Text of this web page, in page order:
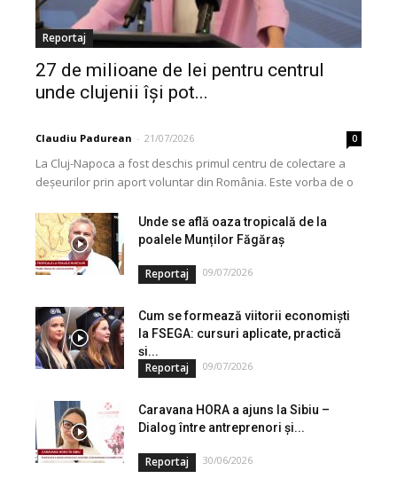
Reportaj
27 de milioane de lei pentru centrul
unde clujenii își pot...
Claudiu Padurean - 21/07/2026 0
La Cluj-Napoca a fost deschis primul centru de colectare a
deșeurilor prin aport voluntar din România. Este vorba de o
Unde se află oaza tropicală de la
poalele Munților Făgăraș
Reportaj 09/07/2026
Cum se formează viitorii economiști
la FSEGA: cursuri aplicate, practică
și...
Reportaj 09/07/2026
Caravana HORA a ajuns la Sibiu –
Dialog între antreprenori și...
Reportaj 30/06/2026